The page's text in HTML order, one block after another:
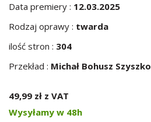
Data premiery : 12.03.2025
Rodzaj oprawy : twarda
ilość stron : 304
Przekład : Michał Bohusz Szyszko
49,99 zł z VAT
Wysyłamy w 48h